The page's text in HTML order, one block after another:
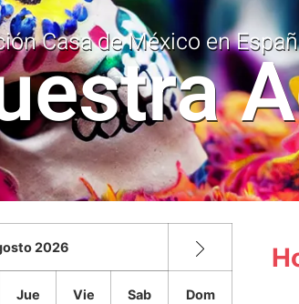
Casa de México en
2026
Jue Vie Sab Dom